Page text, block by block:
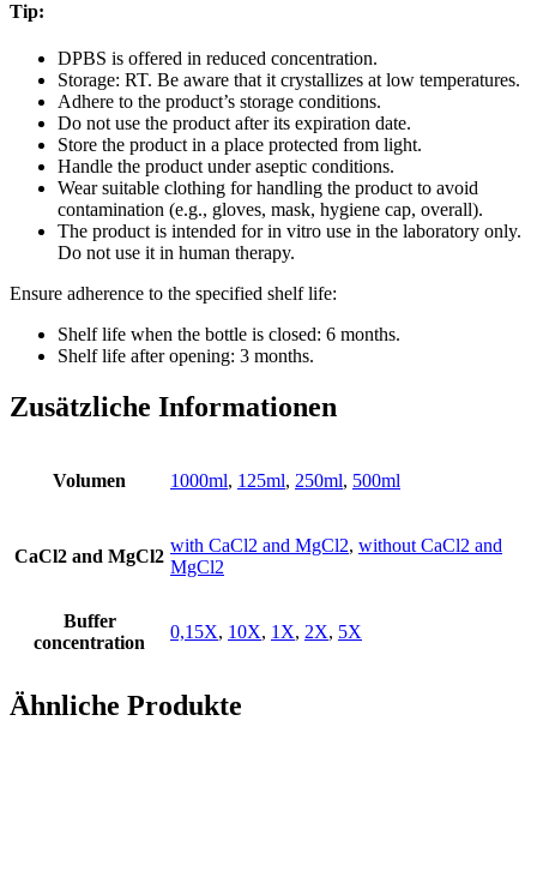
Tip:
DPBS is offered in reduced concentration.
Storage: RT. Be aware that it crystallizes at low temperatures.
Adhere to the product’s storage conditions.
Do not use the product after its expiration date.
Store the product in a place protected from light.
Handle the product under aseptic conditions.
Wear suitable clothing for handling the product to avoid
contamination (e.g., gloves, mask, hygiene cap, overall).
The product is intended for in vitro use in the laboratory only.
Do not use it in human therapy.
Ensure adherence to the specified shelf life:
Shelf life when the bottle is closed: 6 months.
Shelf life after opening: 3 months.
Zusätzliche Informationen
Volumen 1000ml, 125ml, 250ml, 500ml
CaCl2 and MgCl2
with CaCl2 and MgCl2, without CaCl2 and
MgCl2
Buffer
concentration
0,15X, 10X, 1X, 2X, 5X
Ähnliche Produkte